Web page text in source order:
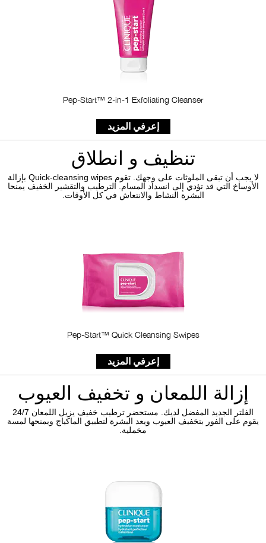
Pep-Start™ 2-in-1 Exfoliating Cleanser
إعرفي المزيد
تنظيف و انطلاق
لا يجب أن تبقى الملوثات على وجهك. تقوم Quick-cleansing wipes بإزالة
الأوساخ التي قد تؤدي إلى انسداد المسام. الترطيب والتقشير الخفيف يمنحا
البشرة النشاط والانتعاش في كل الأوقات.
Pep-Start™ Quick Cleansing Swipes
إعرفي المزيد
إزالة اللمعان و تخفيف العيوب
الفلتر الجديد المفضل لديك. مستحضر ترطيب خفيف يزيل اللمعان 24/7
يقوم على الفور بتخفيف العيوب ويعد البشرة لتطبيق الماكياج ويمنحها لمسة
مخملية.